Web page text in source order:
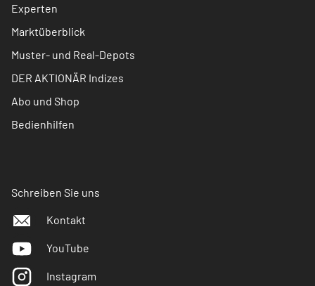
Experten
Marktüberblick
Muster- und Real-Depots
DER AKTIONÄR Indizes
Abo und Shop
Bedienhilfen
Schreiben Sie uns
Kontakt
YouTube
Instagram